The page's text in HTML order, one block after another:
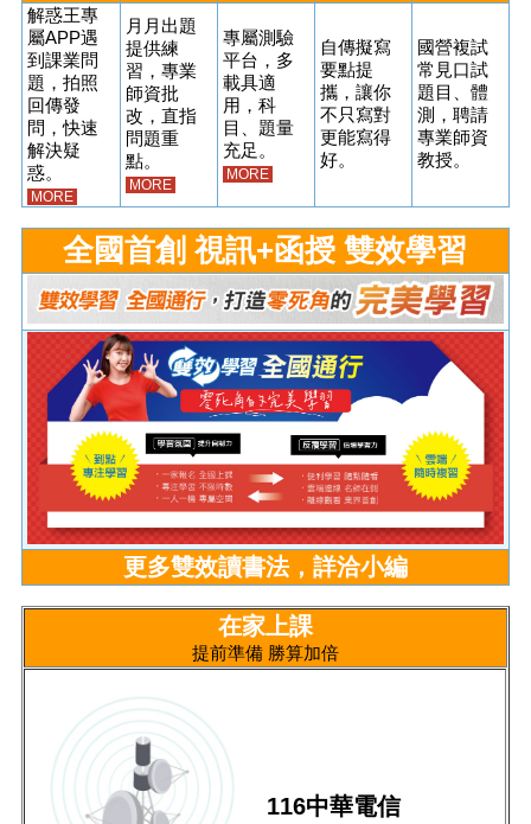
解惑王專
屬APP遇
到課業問
題，拍照
回傳發
問，快速
解決疑
惑。
MORE
月月出題
提供練
習，專業
師資批
改，直指
問題重
點。
MORE
專屬測驗
平台，多
載具適
用，科
目、題量
充足。
MORE
自傳擬寫
要點提
攜，讓你
不只寫對
更能寫得
好。
國營複試
常見口試
題目、體
測，聘請
專業師資
教授。
全國首創 視訊+函授 雙效學習
更多雙效讀書法，詳洽小編
在家上課
提前準備 勝算加倍
116中華電信